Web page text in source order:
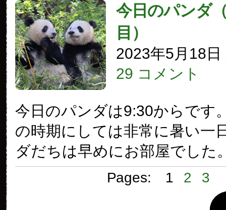
今日のパンダ
目）
2023年5月18日
29 コメント
今日のパンダは9:30からです
の時期にしては非常に暑い一
ダだちは早めにお部屋でした
Pages: 1 2 3